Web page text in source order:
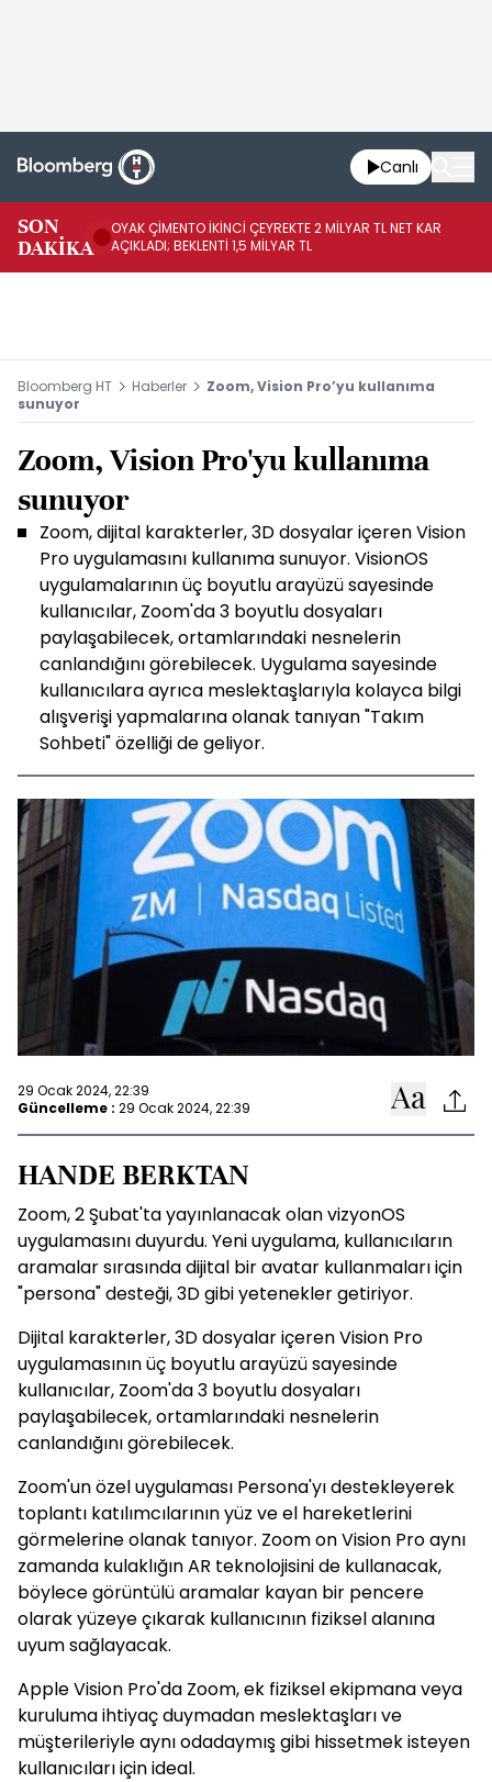
Canlı
SON
DAKİKA
OYAK ÇİMENTO İKİNCİ ÇEYREKTE 2 MİLYAR TL NET KAR
AÇIKLADI; BEKLENTİ 1,5 MİLYAR TL
Bloomberg HT Haberler
Zoom, Vision Pro’yu kullanıma
sunuyor
Zoom, Vision Pro'yu kullanıma
sunuyor
Zoom, dijital karakterler, 3D dosyalar içeren Vision
Pro uygulamasını kullanıma sunuyor. VisionOS
uygulamalarının üç boyutlu arayüzü sayesinde
kullanıcılar, Zoom'da 3 boyutlu dosyaları
paylaşabilecek, ortamlarındaki nesnelerin
canlandığını görebilecek. Uygulama sayesinde
kullanıcılara ayrıca meslektaşlarıyla kolayca bilgi
alışverişi yapmalarına olanak tanıyan "Takım
Sohbeti" özelliği de geliyor.
29 Ocak 2024, 22:39
Güncelleme : 29 Ocak 2024, 22:39
HANDE BERKTAN
Zoom, 2 Şubat'ta yayınlanacak olan vizyonOS
uygulamasını duyurdu. Yeni uygulama, kullanıcıların
aramalar sırasında dijital bir avatar kullanmaları için
"persona" desteği, 3D gibi yetenekler getiriyor.
Dijital karakterler, 3D dosyalar içeren Vision Pro
uygulamasının üç boyutlu arayüzü sayesinde
kullanıcılar, Zoom'da 3 boyutlu dosyaları
paylaşabilecek, ortamlarındaki nesnelerin
canlandığını görebilecek.
Zoom'un özel uygulaması Persona'yı destekleyerek
toplantı katılımcılarının yüz ve el hareketlerini
görmelerine olanak tanıyor. Zoom on Vision Pro aynı
zamanda kulaklığın AR teknolojisini de kullanacak,
böylece görüntülü aramalar kayan bir pencere
olarak yüzeye çıkarak kullanıcının fiziksel alanına
uyum sağlayacak.
Apple Vision Pro'da Zoom, ek fiziksel ekipmana veya
kuruluma ihtiyaç duymadan meslektaşları ve
müşterileriyle aynı odadaymış gibi hissetmek isteyen
kullanıcıları için ideal.